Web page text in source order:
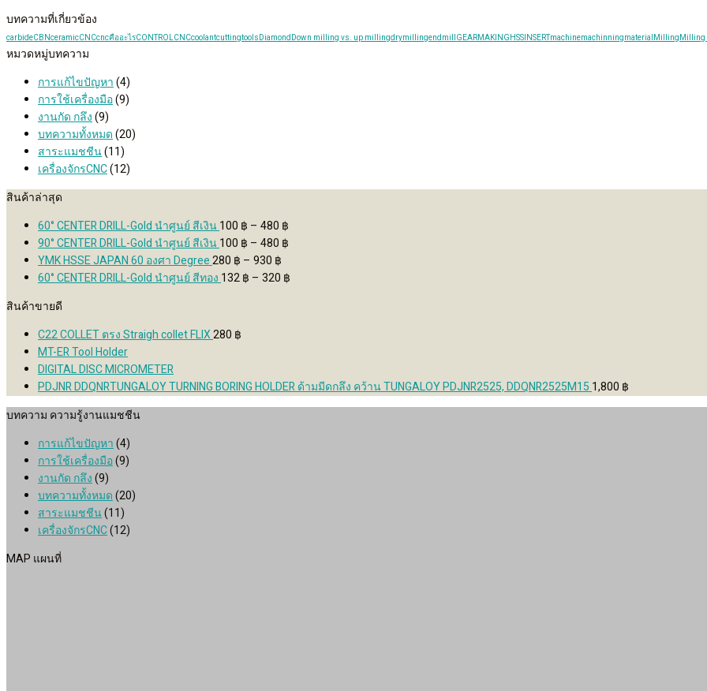
profile
กัด
บทความที่เกี่ยวข้อง
carbideCBNceramicCNCcncคืออะไรCONTROLCNCcoolantcuttingtoolsDiamondDown milling vs. up millingdrymillingendmillGEARMAKINGHSSINSERTmachinemachinningmaterialMillingMilling
หมวดหมู่บทความ
การแก้ไขปัญหา(4)
การใช้เครื่องมือ(9)
งานกัด กลึง(9)
บทความทั้งหมด(20)
สาระแมชชีน(11)
เครื่องจักรCNC(12)
สินค้าล่าสุด
60° CENTER DRILL-Gold นำศูนย์ สีเงิน100 ฿ – 480 ฿
through
90° CENTER DRILL-Gold นำศูนย์ สีเงิน100 ฿ – 480 ฿
100 ฿
YMK HSSE JAPAN 60 องศา Degree280 ฿ – 930 ฿
range:
60° CENTER DRILL-Gold นำศูนย์ สีทอง 132฿ – 320 ฿
สินค้าขายดี
C22 COLLET ตรง Straigh collet FLIX280 ฿
MT-ER Tool Holder
DIGITAL DISC MICROMETER
PDJNR DDQNRTUNGALOY TURNING BORING HOLDER ด้ามมีดกลึง คว้าน TUNGALOY PDJNR2525, DDQNR2525M15 1,800 ฿
บทความ ความรู้งานแมชชีน
การแก้ไขปัญหา(4)
การใช้เครื่องมือ(9)
งานกัด กลึง(9)
บทความทั้งหมด(20)
สาระแมชชีน(11)
เครื่องจักรCNC(12)
MAP แผนที่